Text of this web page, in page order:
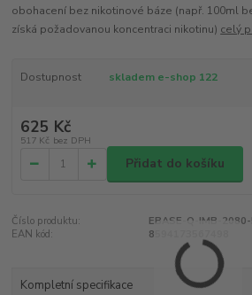
obohacení bez nikotinové báze (např. 100ml
získá požadovanou koncentraci nikotinu) celý
Dostupnost skladem e-shop 122
625 Kč
517 Kč bez DPH
Přidat do košíku
Číslo produktu:
EBASE-Q-IMB-
EAN kód:
8594173567498
Kompletní specifikace